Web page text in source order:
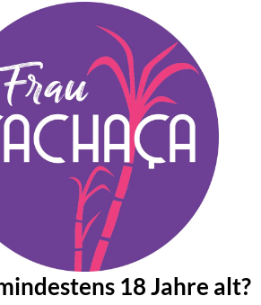
18 Jahre alt?
kaum bekannt und gilt selbst unter
Rumtopf und dunkle
eine bemerkenswerte Tiefe und
kreative Cocktails zu einem
und zugleich unbekanntesten